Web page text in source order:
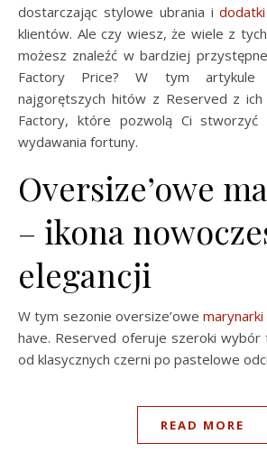
dostarczając stylowe ubrania idodatki
klientów. Ale czy wiesz, że wiele z
możesz znaleźć w bardziej
Factory Price? W tym artykule
najgorętszych hitów z Reserved z
Factory, które pozwolą Ci
wydawania fortuny.
Oversize’owe
– ikona
elegancji
W tym sezonie oversize’owemarynarki
have. Reserved oferuje szeroki
od klasycznych czerni po pastelowe
READ MORE